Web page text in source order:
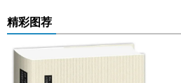
精彩图荐